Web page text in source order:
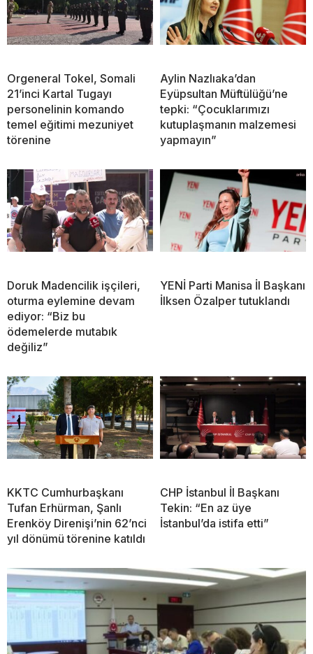
Orgeneral Tokel, Somali
21’inci Kartal Tugayı
personelinin komando
temel eğitimi mezuniyet
törenine
Aylin Nazlıaka’dan
Eyüpsultan Müftülüğü’ne
tepki: “Çocuklarımızı
kutuplaşmanın malzemesi
yapmayın”
Doruk Madencilik işçileri,
oturma eylemine devam
ediyor: “Biz bu
ödemelerde mutabık
değiliz”
YENİ Parti Manisa İl Başkanı
İlksen Özalper tutuklandı
KKTC Cumhurbaşkanı
Tufan Erhürman, Şanlı
Erenköy Direnişi’nin 62’nci
yıl dönümü törenine katıldı
CHP İstanbul İl Başkanı
Tekin: “En az üye
İstanbul’da istifa etti”